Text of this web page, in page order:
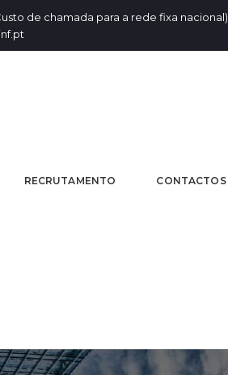
de chamada para a rede fixa nacional)
RECRUTAMENTO CONTACTOS